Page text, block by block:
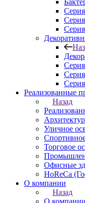
Реализованные
Назад
Уличное
Торговое
Офисные
HoReCa
О компании
Назад
О компании